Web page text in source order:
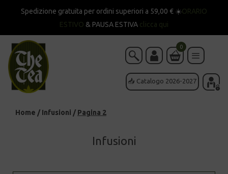
Spedizione gratuita per ordini superiori a 59,00 € ☀️ORARIO
ESTIVO & PAUSA ESTIVA clicca qui
📥 Catalogo 2026-2027
0
Home / Infusioni / Pagina 2
Infusioni